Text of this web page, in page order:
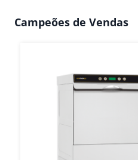
Campeões de Vendas